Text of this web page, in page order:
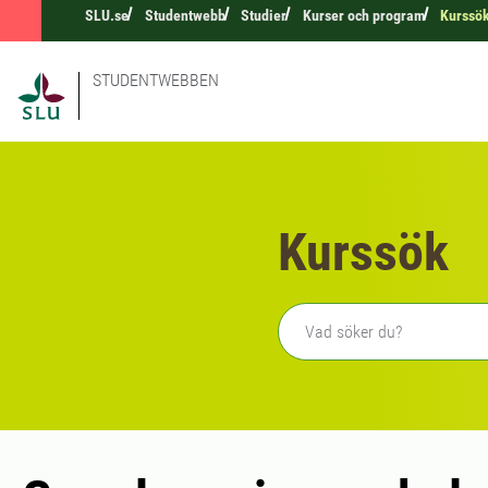
SLU.se Studentwebb Studier Kurser och program
STUDENTWEBBEN
Kurssök
Fritext sökning